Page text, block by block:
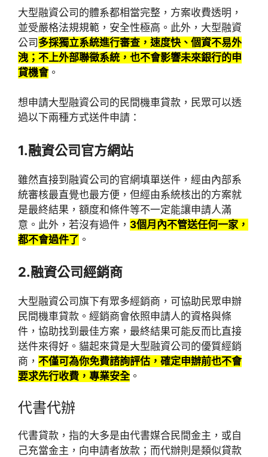
大型融資公司的體系都相當完整，方案收費透明，
並受嚴格法規規範，安全性極高。此外，大型融資
公司多採獨立系統進行審查，速度快、個資不易外
洩；不上外部聯徵系統，也不會影響未來銀行的申
貸機會。
想申請大型融資公司的民間機車貸款，民眾可以透
過以下兩種方式送件申請：
1.融資公司官方網站
雖然直接到融資公司的官網填單送件，經由內部系
統審核最直覺也最方便，但經由系統核出的方案就
是最終結果，額度和條件等不一定能讓申請人滿
意。此外，若沒有過件， 3個月內不管送任何一家，
都不會過件了 。
2.融資公司經銷商
大型融資公司旗下有眾多經銷商，可協助民眾申辦
民間機車貸款。經銷商會依照申請人的資格與條
件，協助找到最佳方案，最終結果可能反而比直接
送件來得好。貓起來貸是大型融資公司的優質經銷
商， 不僅可為你免費諮詢評估，確定申辦前也不會
要求先行收費，專業安全。
代書代辦
代書貸款，指的大多是由代書媒合民間金主，或自
己充當金主，向申請者放款；而代辦則是類似貸款